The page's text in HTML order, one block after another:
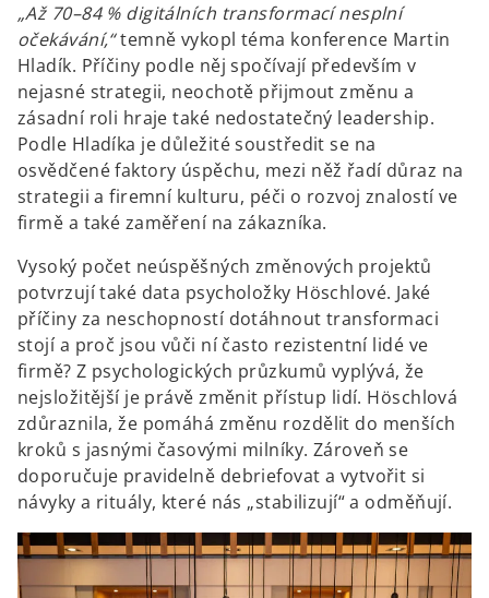
„Až 70–84 % digitálních transformací nesplní
očekávání,“temně vykopl téma konference Martin
Hladík. Příčiny podle něj spočívají především v
nejasné strategii, neochotě přijmout změnu a
zásadní roli hraje také nedostatečný leadership.
Podle Hladíka je důležité soustředit se na
osvědčené faktory úspěchu, mezi něž řadí důraz na
strategii a firemní kulturu, péči o rozvoj znalostí ve
firmě a také zaměření na zákazníka.
Vysoký počet neúspěšných změnových projektů
potvrzují také data psycholožky Höschlové. Jaké
příčiny za neschopností dotáhnout transformaci
stojí a proč jsou vůči ní často rezistentní lidé ve
firmě? Z psychologických průzkumů vyplývá, že
nejsložitější je právě změnit přístup lidí. Höschlová
zdůraznila, že pomáhá změnu rozdělit do menších
kroků s jasnými časovými milníky. Zároveň se
doporučuje pravidelně debriefovat a vytvořit si
návyky a rituály, které nás „stabilizují“ a odměňují.